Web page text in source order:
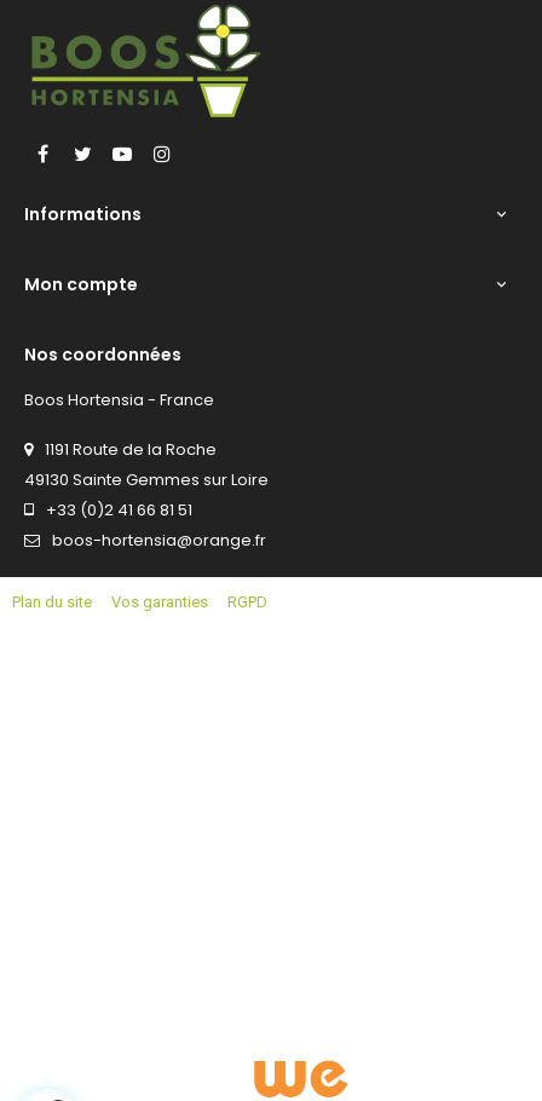
Facebook
Twitter YouTube
Informations 
Mon compte 
Nos coordonnées
Boos Hortensia - France
1191 Route de la Roche
49130 Sainte Gemmes sur Loire
+33 (0)2 41 66 81 51
boos-hortensia@orange.fr
Plan du site Vos garanties RGPD